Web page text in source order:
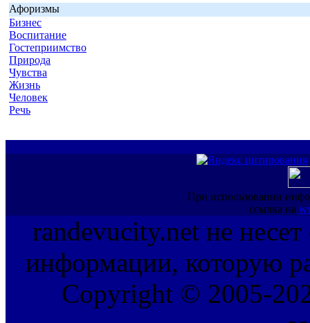
Афоризмы
Бизнес
Воспитание
Гостеприимство
Природа
Чувства
Жизнь
Человек
Речь
При использовании
ссылка на
randevucity.net не несет
информации, которую
Copyright © 2005-